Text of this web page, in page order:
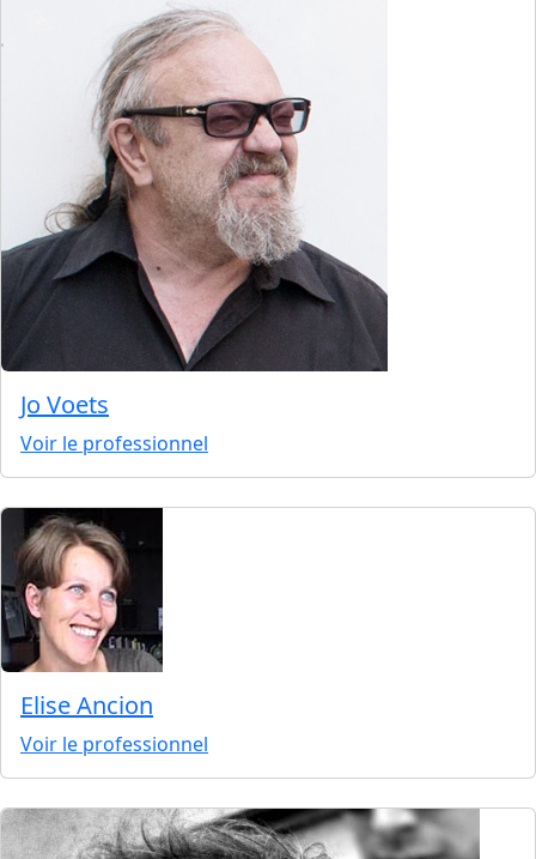
Jo Voets
Voir le professionnel
Elise Ancion
Voir le professionnel